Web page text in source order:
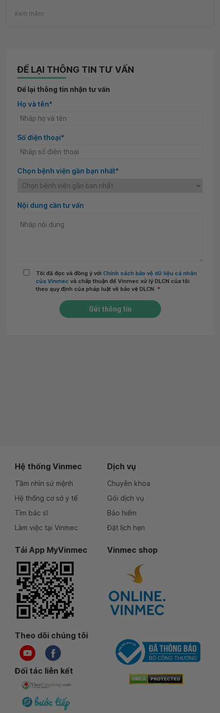
Xem thêm
ĐỂ LẠI THÔNG TIN TƯ VẤN
Để lại thông tin nhận tư vấn
Họ và tên*
Số điện thoại*
Chọn bệnh viện gần bạn nhất*
Nội dung cần tư vấn
Tôi đã đọc và đồng ý với Chính sách bảo vệ dữ liệu cá nhân
của Vinmec và chấp thuận để Vinmec xử lý DLCN của tôi
theo quy định của pháp luật về bảo vệ DLCN. *
Gửi thông tin
Hệ thống Vinmec
Tầm nhìn sứ mệnh
Hệ thống cơ sở y tế
Tìm bác sĩ
Làm việc tại Vinmec
Dịch vụ
Chuyên khoa
Gói dịch vụ
Bảo hiểm
Đặt lịch hẹn
Tải App MyVinmec Vinmec shop
Theo dõi chúng tôi
Đối tác liên kết